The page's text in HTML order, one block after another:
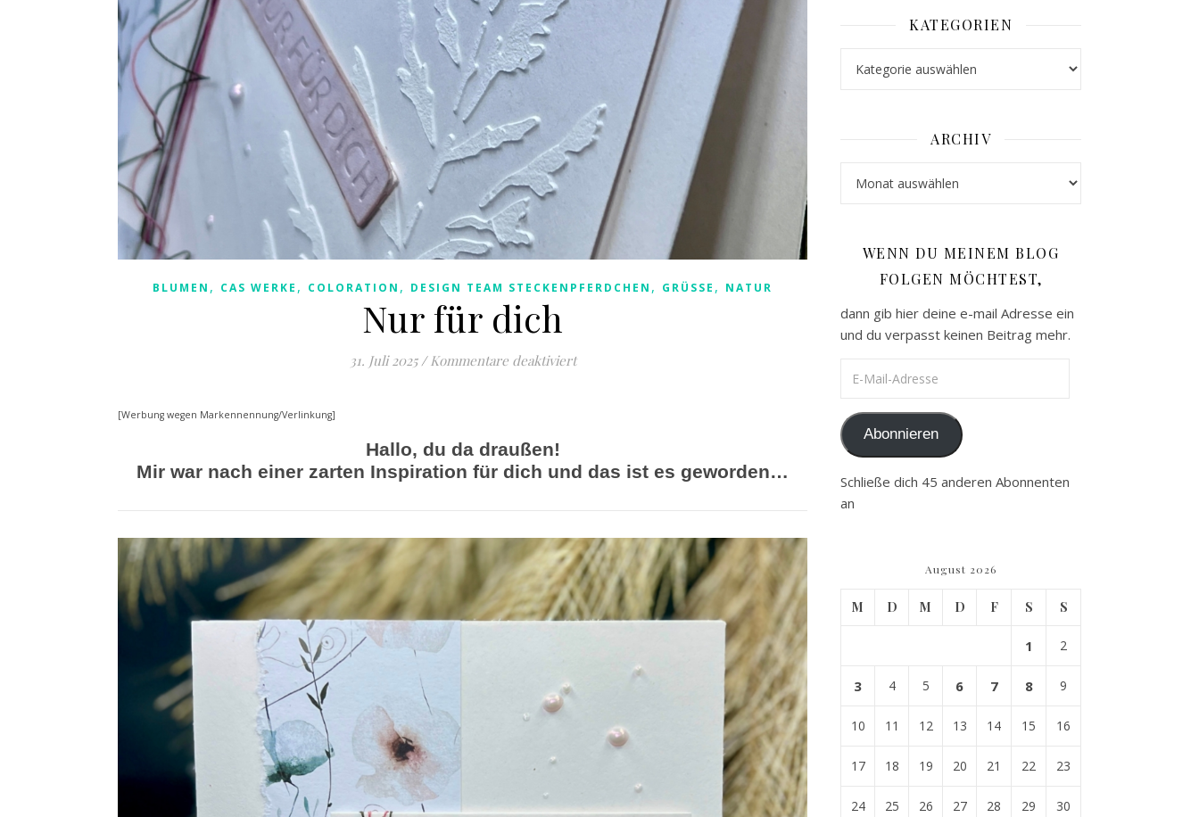
BLUMEN , CAS WERKE , COLORATION , DESIGN TEAM STECKENPFERDCHEN , GRÜSSE , NATUR
Nur für dich
31. Juli 2025 / Kommentare deaktiviertfür Nur für dich
[Werbung wegen Markennennung/Verlinkung]
Hallo, du da draußen!
Mir war nach einer zarten Inspiration für dich und das ist es geworden…
KATEGORIEN
ARCHIV
WENN DU MEINEM BLOG
FOLGEN MÖCHTEST,
dann gib hier deine e-mail Adresse ein
und du verpasst keinen Beitrag mehr.
Abonnieren
Schließe dich 45 anderen Abonnenten
an
August 2026
M D M D F S S
1 2
3 4 5 6 7 8 9
10 11 12 13 14 15 16
17 18 19 20 21 22 23
24 25 26 27 28 29 30